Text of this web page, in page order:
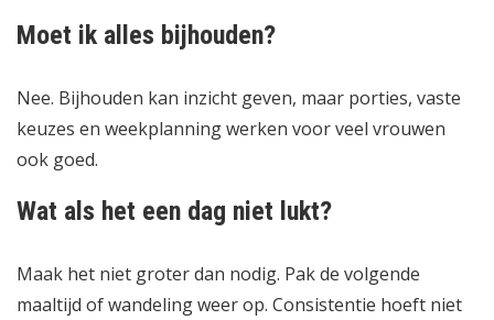
Moet ik alles bijhouden?
Nee. Bijhouden kan inzicht geven, maar porties, vaste
keuzes en weekplanning werken voor veel vrouwen
ook goed.
Wat als het een dag niet lukt?
Maak het niet groter dan nodig. Pak de volgende
maaltijd of wandeling weer op. Consistentie hoeft niet